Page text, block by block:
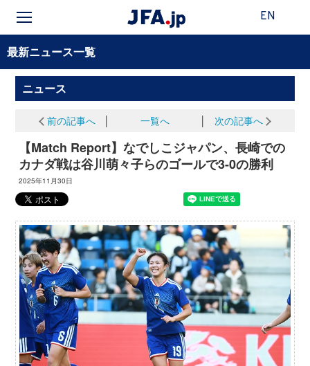
EN
最新ニュース一覧
ニュース
前の記事へ 一覧へ 次の記事へ
【Match Report】なでしこジャパン、長崎での
カナダ戦は谷川萌々子らのゴールで3-0の勝利
2025年11月30日